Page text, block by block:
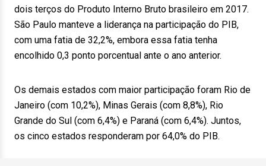
dois terços do Produto Interno Bruto brasileiro em 2017.
São Paulo manteve a liderança na participação do PIB,
com uma fatia de 32,2%, embora essa fatia tenha
encolhido 0,3 ponto porcentual ante o ano anterior.
Os demais estados com maior participação foram Rio de
Janeiro (com 10,2%), Minas Gerais (com 8,8%), Rio
Grande do Sul (com 6,4%) e Paraná (com 6,4%). Juntos,
os cinco estados responderam por 64,0% do PIB.